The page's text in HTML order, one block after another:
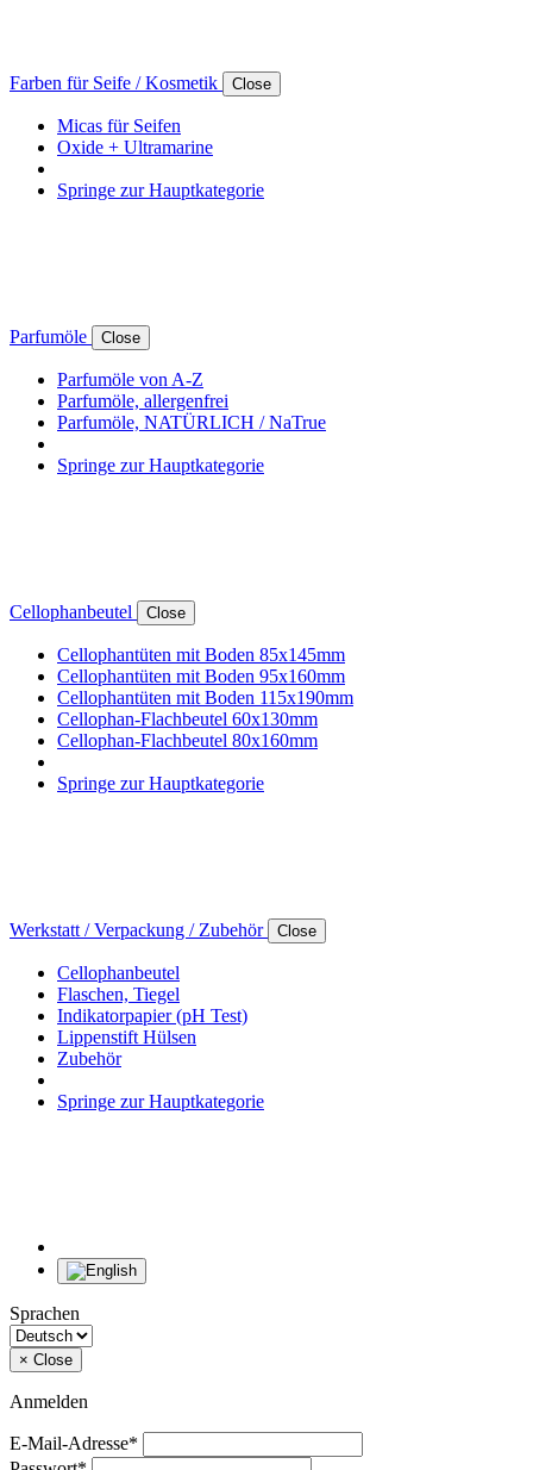
Farben für Seife / Kosmetik Close
Micas für Seifen
Oxide + Ultramarine
Springe zur Hauptkategorie
Parfumöle Close
Parfumöle von A-Z
Parfumöle, allergenfrei
Parfumöle, NATÜRLICH / NaTrue
Springe zur Hauptkategorie
Cellophanbeutel Close
Cellophantüten mit Boden 85x145mm
Cellophantüten mit Boden 95x160mm
Cellophantüten mit Boden 115x190mm
Cellophan-Flachbeutel 60x130mm
Cellophan-Flachbeutel 80x160mm
Springe zur Hauptkategorie
Werkstatt / Verpackung / Zubehör Close
Cellophanbeutel
Flaschen, Tiegel
Indikatorpapier (pH Test)
Lippenstift Hülsen
Zubehör
Springe zur Hauptkategorie
Sprachen
× Close
Anmelden
E-Mail-Adresse*